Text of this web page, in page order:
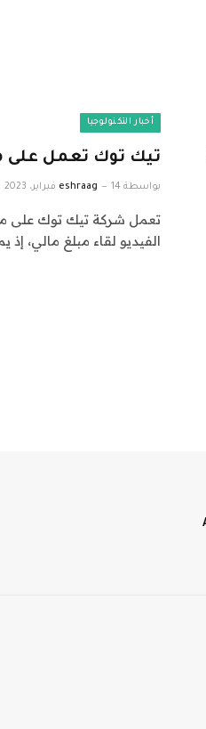
أخبار التكنولوجيا
تيك توك تعمل على
بواسطة eshraag 14 فبراير، 2023
تعمل شركة تيك توك على
الفيديو لقاء مبلغ مالي، إذ